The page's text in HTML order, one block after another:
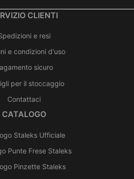
CLIENTI
e resi
e condizioni d'uso
sicuro
per il stoccaggio
Contattaci
CATALOGO
Staleks Ufficiale
Punte Frese Staleks
Pinzette Staleks